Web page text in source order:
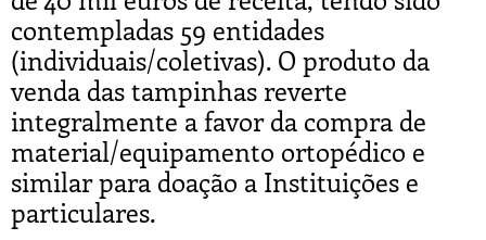
contempladas 59 entidades
(individuais/coletivas). O produto da
venda das tampinhas reverte
integralmente a favor da compra de
material/equipamento ortopédico e
similar para doação a Instituições e
particulares.